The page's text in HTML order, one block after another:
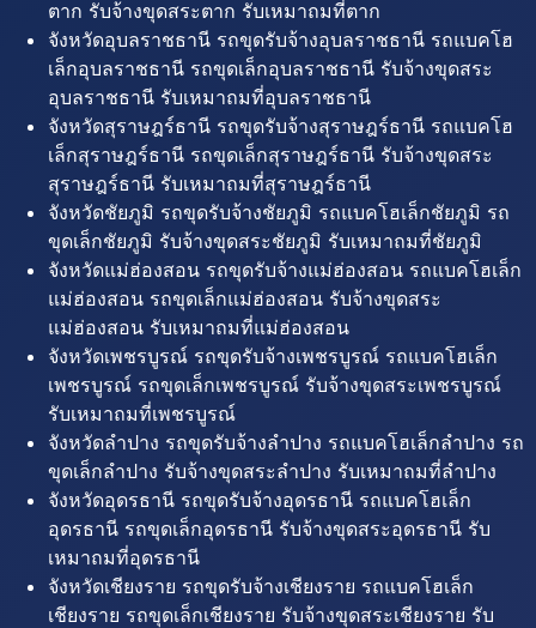
ตาก รับจ้างขุดสระตาก รับเหมาถมที่ตาก
จังหวัดอุบลราชธานี รถขุดรับจ้างอุบลราชธานี รถแบคโฮ
เล็กอุบลราชธานี รถขุดเล็กอุบลราชธานี รับจ้างขุดสระ
อุบลราชธานี รับเหมาถมที่อุบลราชธานี
จังหวัดสุราษฎร์ธานี รถขุดรับจ้างสุราษฎร์ธานี รถแบคโฮ
เล็กสุราษฎร์ธานี รถขุดเล็กสุราษฎร์ธานี รับจ้างขุดสระ
สุราษฎร์ธานี รับเหมาถมที่สุราษฎร์ธานี
จังหวัดชัยภูมิ รถขุดรับจ้างชัยภูมิ รถแบคโฮเล็กชัยภูมิ รถ
ขุดเล็กชัยภูมิ รับจ้างขุดสระชัยภูมิ รับเหมาถมที่ชัยภูมิ
จังหวัดแม่ฮ่องสอน รถขุดรับจ้างแม่ฮ่องสอน รถแบคโฮเล็ก
แม่ฮ่องสอน รถขุดเล็กแม่ฮ่องสอน รับจ้างขุดสระ
แม่ฮ่องสอน รับเหมาถมที่แม่ฮ่องสอน
จังหวัดเพชรบูรณ์ รถขุดรับจ้างเพชรบูรณ์ รถแบคโฮเล็ก
เพชรบูรณ์ รถขุดเล็กเพชรบูรณ์ รับจ้างขุดสระเพชรบูรณ์
รับเหมาถมที่เพชรบูรณ์
จังหวัดลำปาง รถขุดรับจ้างลำปาง รถแบคโฮเล็กลำปาง รถ
ขุดเล็กลำปาง รับจ้างขุดสระลำปาง รับเหมาถมที่ลำปาง
จังหวัดอุดรธานี รถขุดรับจ้างอุดรธานี รถแบคโฮเล็ก
อุดรธานี รถขุดเล็กอุดรธานี รับจ้างขุดสระอุดรธานี รับ
เหมาถมที่อุดรธานี
จังหวัดเชียงราย รถขุดรับจ้างเชียงราย รถแบคโฮเล็ก
เชียงราย รถขุดเล็กเชียงราย รับจ้างขุดสระเชียงราย รับ